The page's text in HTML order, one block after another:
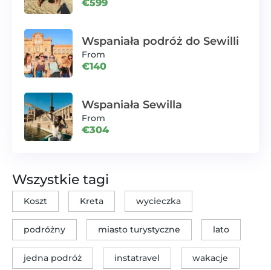
€599
Wspaniała podróż do Sewilli
From
€140
Wspaniała Sewilla
From
€304
Wszystkie tagi
Koszt Kreta wycieczka
podróżny miasto turystyczne lato
jedna podróż instatravel wakacje